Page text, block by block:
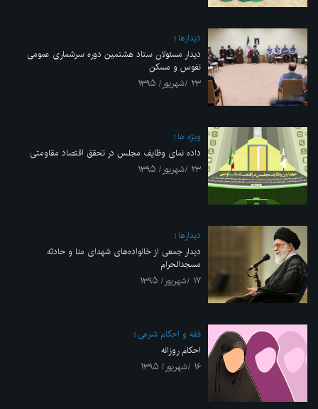
ديدارها
دیدار مسئولان ستاد هشتمین دوره سرشماری عمومی
نفوس و مسکن
۲۳ /شهریور/ ۱۳۹۵
ویژه ها
داده نمای ​وظایف مجلس در تحقق اقتصاد مقاومتی
۲۳ /شهریور/ ۱۳۹۵
ديدارها
دیدار جمعی از خانواده‌های شهدای منا و حادثه
مسجدالحرام
۱۷ /شهریور/ ۱۳۹۵
فقه و احکام شرعی
احکام روزانه
۱۶ /شهریور/ ۱۳۹۵